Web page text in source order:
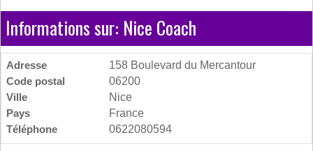
Informations sur: Nice Coach
Adresse
158 Boulevard du Mercantour
Code postal
06200
Ville
Nice
Pays
France
Téléphone
0622080594